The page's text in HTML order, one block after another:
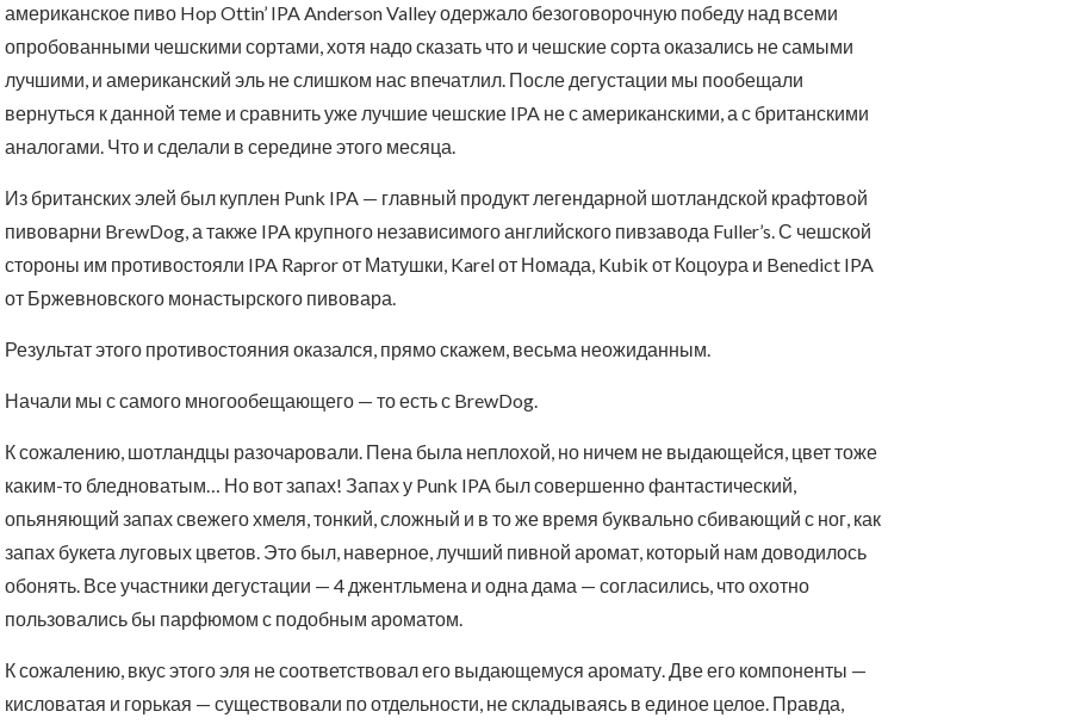
американское пиво Hop Ottin’ IPA Anderson Valley одержало безоговорочную победу над всеми
опробованными чешскими сортами, хотя надо сказать что и чешские сорта оказались не самыми
лучшими, и американский эль не слишком нас впечатлил. После дегустации мы пообещали
вернуться к данной теме и сравнить уже лучшие чешские IPA не с американскими, а с британскими
аналогами. Что и сделали в середине этого месяца.
Из британских элей был куплен Punk IPA — главный продукт легендарной шотландской крафтовой
пивоварни BrewDog, а также IPA крупного независимого английского пивзавода Fuller’s. С чешской
стороны им противостояли IPA Rapror от Матушки, Karel от Номада, Kubik от Коцоура и Benedict IPA
от Бржевновского монастырского пивовара.
Результат этого противостояния оказался, прямо скажем, весьма неожиданным.
Начали мы с самого многообещающего — то есть с BrewDog.
К сожалению, шотландцы разочаровали. Пена была неплохой, но ничем не выдающейся, цвет тоже
каким-то бледноватым… Но вот запах! Запах у Punk IPA был совершенно фантастический,
опьяняющий запах свежего хмеля, тонкий, сложный и в то же время буквально сбивающий с ног, как
запах букета луговых цветов. Это был, наверное, лучший пивной аромат, который нам доводилось
обонять. Все участники дегустации — 4 джентльмена и одна дама — согласились, что охотно
пользовались бы парфюмом с подобным ароматом.
К сожалению, вкус этого эля не соответствовал его выдающемуся аромату. Две его компоненты —
кисловатая и горькая — существовали по отдельности, не складываясь в единое целое. Правда,